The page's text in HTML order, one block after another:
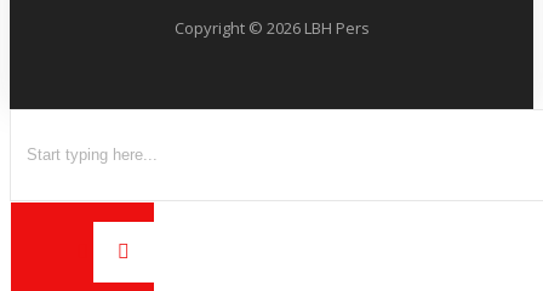
Copyright © 2026 LBH Pers